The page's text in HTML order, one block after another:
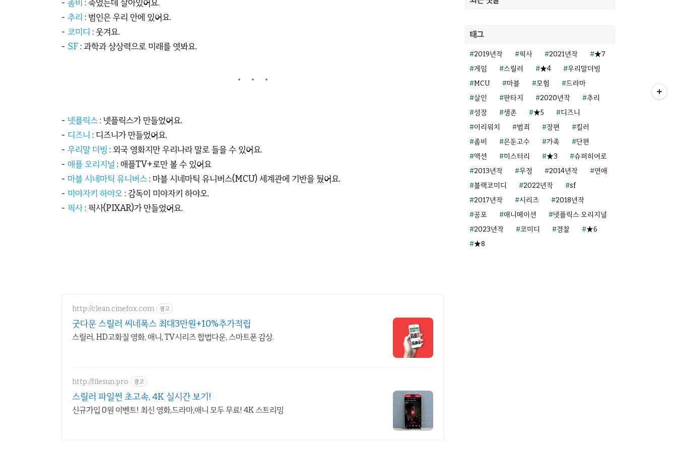
태그
2019년작 픽사 2021년작
★7
게임
스릴러 ★4
우리말더빙
MCU
마블 모험
드라마
살인
판타지 2020년작
추리
성장
생존 ★5
디즈니
이리워치
범죄 장편
킬러
좀비
은둔고수 가족
단편
액션
미스터리 ★3
슈퍼히어로
2013년작
우정 2014년작
연애
블랙코미디
2022년작
sf
2017년작
시리즈
2018년작
공포
애니메이션
넷플릭스 오리지널
2023년작
코미디 경찰
★6
★8
- 좀비 : 죽었는데 살아있어요.
- 추리 : 범인은 우리 안에 있어요.
- 코미디 : 웃겨요.
- SF: 과학과 상상력으로 미래를 엿봐요.
- 넷플릭스: 넷플릭스가 만들었어요.
- 디즈니 : 디즈니가 만들었어요.
- 우리말 더빙 : 외국 영화지만 우리나라 말로 들을 수 있어요.
- 애플 오리지널 : 애플TV+로만 볼 수 있어요
- 마블 시네마틱 유니버스: 마블 시네마틱 유니버스(MCU) 세계관에 기반을 뒀어요.
- 미야자키 하야오: 감독이 미야자키 하야오.
- 픽사: 픽사(PIXAR)가 만들었어요.
http://clean.cinefox.com 광고
굿다운 스릴러 씨네폭스 최대3만원+10%추가적립
스릴러, HD고화질 영화, 애니, TV시리즈 합법다운, 스마트폰 감상.
http://filesun.pro 광고
스릴러 파일썬 초고속, 4K 실시간 보기!
신규가입 0원 이벤트! 최신 영화,드라마,애니 모두 무료! 4K 스트리밍